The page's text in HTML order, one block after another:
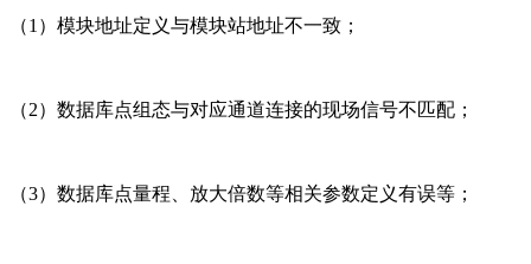
（1）模块地址定义与模块站地址不一致；
（2）数据库点组态与对应通道连接的现场信号不匹配；
（3）数据库点量程、放大倍数等相关参数定义有误等；